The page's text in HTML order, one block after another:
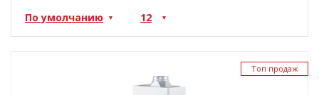
Топ продаж